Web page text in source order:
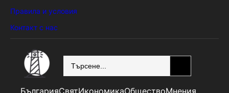
Правила и условия
Контакт с нас